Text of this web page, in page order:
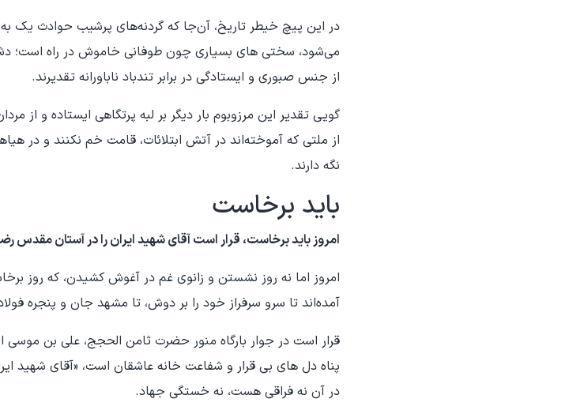
در این پیچ خیطر تاریخ، آن‌جا که گردنه‌های پرشیب حوادث یک به‌
می‌شود، سختی های بسیاری چون طوفانی خاموش در راه است؛
از جنس صبوری و ایستادگی در برابر تندباد ناباورانه تقدیرند.
گویی تقدیر این مرزوبوم بار دیگر بر لبه پرتگاهی ایستاده و از
از ملتی که آموخته‌اند در آتش ابتلائات، قامت خم نکنند و در
نگه دارند.
باید برخاست
امروز باید برخاست، قرار است آقای شهید ایران را در آستان مقدس
امروز اما نه روز نشستن و زانوی غم در آغوش کشیدن، که روز
آمده‌اند تا سرو سرفراز خود را بر دوش، تا مشهد جان و پنجره
قرار است در جوار بارگاه منور حضرت ثامن‌ الحجج، علی بن
پناه دل های بی‌ قرار و شفاعت‌ خانه عاشقان است، «آقای شهید
در آن نه فراقی هست، نه خستگی جهاد.